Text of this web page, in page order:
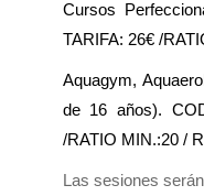
Cursos
TARIFA: 26€ /
Aquagym,
de 16 años).
/RATIO MIN.:20 /
Las sesiones